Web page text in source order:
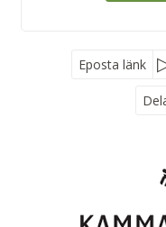
Nyhetsbrev
Fyll i denna kod.
är en dator som fyller i
Eposta länk